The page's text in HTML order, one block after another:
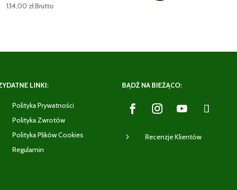
134,00 złBrutto
LINKI:
Polityka Prywatności
Polityka Zwrotów
Polityka Plików Cookies
Regulamin
BĄDŹ NA BIEŻĄCO:
5 Recenzje Klientów